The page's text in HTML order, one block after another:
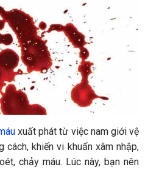
xuất phát từ việc nam giới vệ
cách, khiến vi khuẩn xâm nhập,
chảy máu. Lúc này, bạn nên